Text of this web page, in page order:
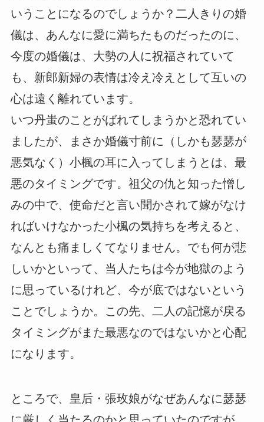
いうことになるのでしょうか？二人きりの婚
儀は、あんなに愛に満ちたものだったのに、
今度の婚儀は、大勢の人に祝福されていて
も、新郎新婦の表情は冷え冷えとして互いの
心は遠く離れています。
いつ丹蚩のことがばれてしまうかと恐れてい
ましたが、まさか婚儀寸前に（しかも瑟瑟が
悪気なく）小楓の耳に入ってしまうとは、最
悪のタイミングです。祖父の仇と知った憎し
みの中で、使命だと言い聞かされて嫁がなけ
ればいけなかった小楓の気持ちを考えると、
なんとも痛ましくてなりません。でも何が悲
しいかといって、当人たちは今が地獄のよう
に思っているけれど、今が底ではないという
ことでしょうか。この先、二人の記憶が戻る
タイミングがまた最悪なのではないかと心配
になります。
ところで、皇后・張玫娘がなぜあんなに瑟瑟